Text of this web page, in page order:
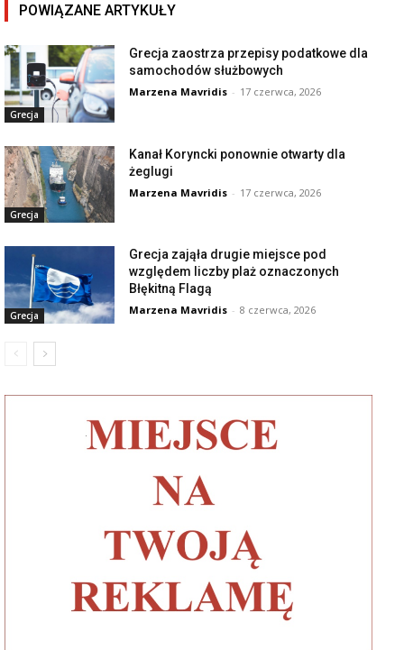
POWIĄZANE ARTYKUŁY
Grecja
Grecja zaostrza przepisy podatkowe dla
samochodów służbowych
Marzena Mavridis - 17 czerwca, 2026
Grecja
Kanał Koryncki ponownie otwarty dla
żeglugi
Marzena Mavridis - 17 czerwca, 2026
Grecja
Grecja zająła drugie miejsce pod
względem liczby plaż oznaczonych
Błękitną Flagą
Marzena Mavridis - 8 czerwca, 2026